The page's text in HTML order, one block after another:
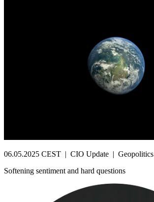
06.05.2025 CEST | CIO Update | Geopolitics
Softening sentiment and hard questions